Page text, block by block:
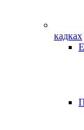
кадках